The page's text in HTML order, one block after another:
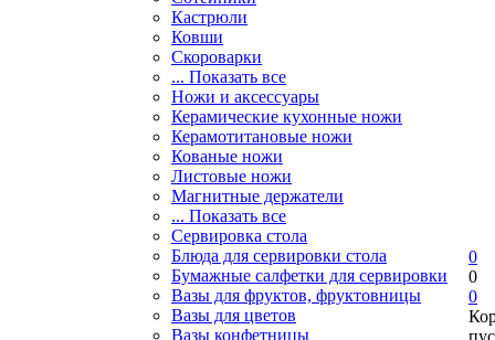
Кастрюли
Ковши
Скороварки
... Показать все
Ножи и аксессуары
Керамические кухонные ножи
Керамотитановые ножи
Кованые ножи
Листовые ножи
Магнитные держатели
... Показать все
Сервировка стола
Блюда для сервировки стола
Бумажные салфетки для сервировки
Вазы для фруктов, фруктовницы
Вазы для цветов
Вазы конфетницы
0
0
0